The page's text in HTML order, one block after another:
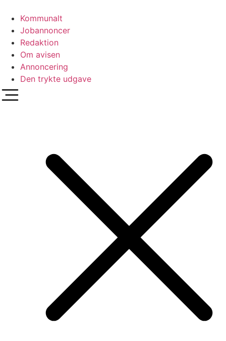
indhold
Kommunalt
Jobannoncer
Redaktion
Om avisen
Annoncering
Den trykte udgave